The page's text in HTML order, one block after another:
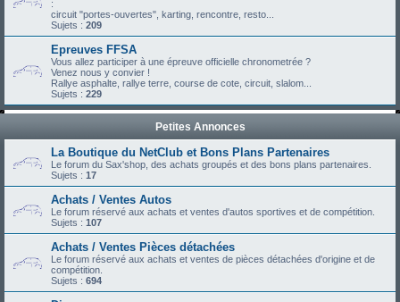
:
circuit "portes-ouvertes", karting, rencontre, resto...
Sujets : 209
Epreuves FFSA
Vous allez participer à une épreuve officielle chronometrée ?
Venez nous y convier !
Rallye asphalte, rallye terre, course de cote, circuit, slalom...
Sujets : 229
Petites Annonces
La Boutique du NetClub et Bons Plans Partenaires
Le forum du Sax'shop, des achats groupés et des bons plans partenaires.
Sujets : 17
Achats / Ventes Autos
Le forum réservé aux achats et ventes d'autos sportives et de compétition.
Sujets : 107
Achats / Ventes Pièces détachées
Le forum réservé aux achats et ventes de pièces détachées d'origine et de
compétition.
Sujets : 694